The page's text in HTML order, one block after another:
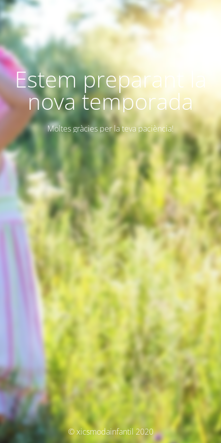
Estem preparant la
nova temporada
Moltes gràcies per la teva paciència!
© xicsmodainfantil 2020